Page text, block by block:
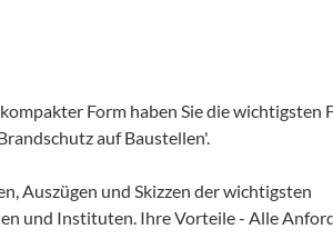
Form haben Sie die wichtigsten
auf Baustellen'.
Auszügen und Skizzen der wichtigsten
und Instituten. Ihre Vorteile - Alle